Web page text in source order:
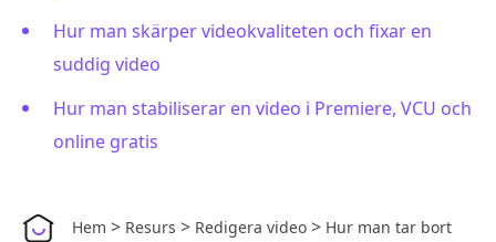
Hur man skärper videokvaliteten och fixar en
suddig video
Hur man stabiliserar en video i Premiere, VCU och
online gratis
Hem > Resurs > Redigera video > Hur man tar bort